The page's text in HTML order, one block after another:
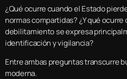
¿Qué ocurre cuando el Estado
normas compartidas? ¿Y qué
debilitamiento se expresa
identificación y vigilancia?
Entre ambas preguntas transcurre
moderna.